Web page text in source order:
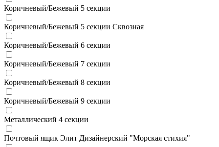
Коричневый/Бежевый 5 секции
Коричневый/Бежевый 5 секции Сквозная
Коричневый/Бежевый 6 секции
Коричневый/Бежевый 7 секции
Коричневый/Бежевый 8 секции
Коричневый/Бежевый 9 секции
Металлический 4 секции
Почтовый ящик Элит Дизайнерский "Морская стихия"